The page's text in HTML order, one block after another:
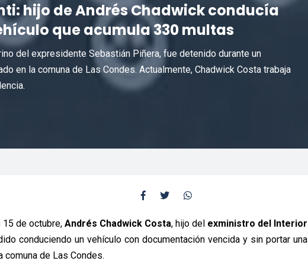
hijo de Andrés Chadwick conducía
que acumula 330 multas
del expresidente Sebastián Piñera, fue detenido durante un
en la comuna de Las Condes. Actualmente, Chadwick Costa trabaja
15 de octubre, Andrés Chadwick Costa, hijo del exministro del Interior
conduciendo un vehículo con documentación vencida y sin portar una
comuna de Las Condes.